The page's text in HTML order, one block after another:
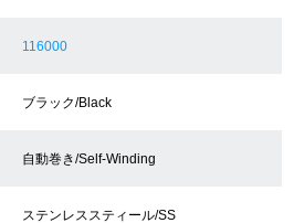
116000
ブラック/Black
自動巻き/Self-Winding
ステンレススティール/SS